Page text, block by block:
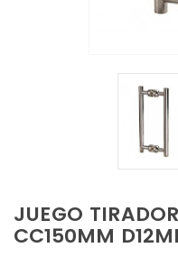
JUEGO
CC150MM